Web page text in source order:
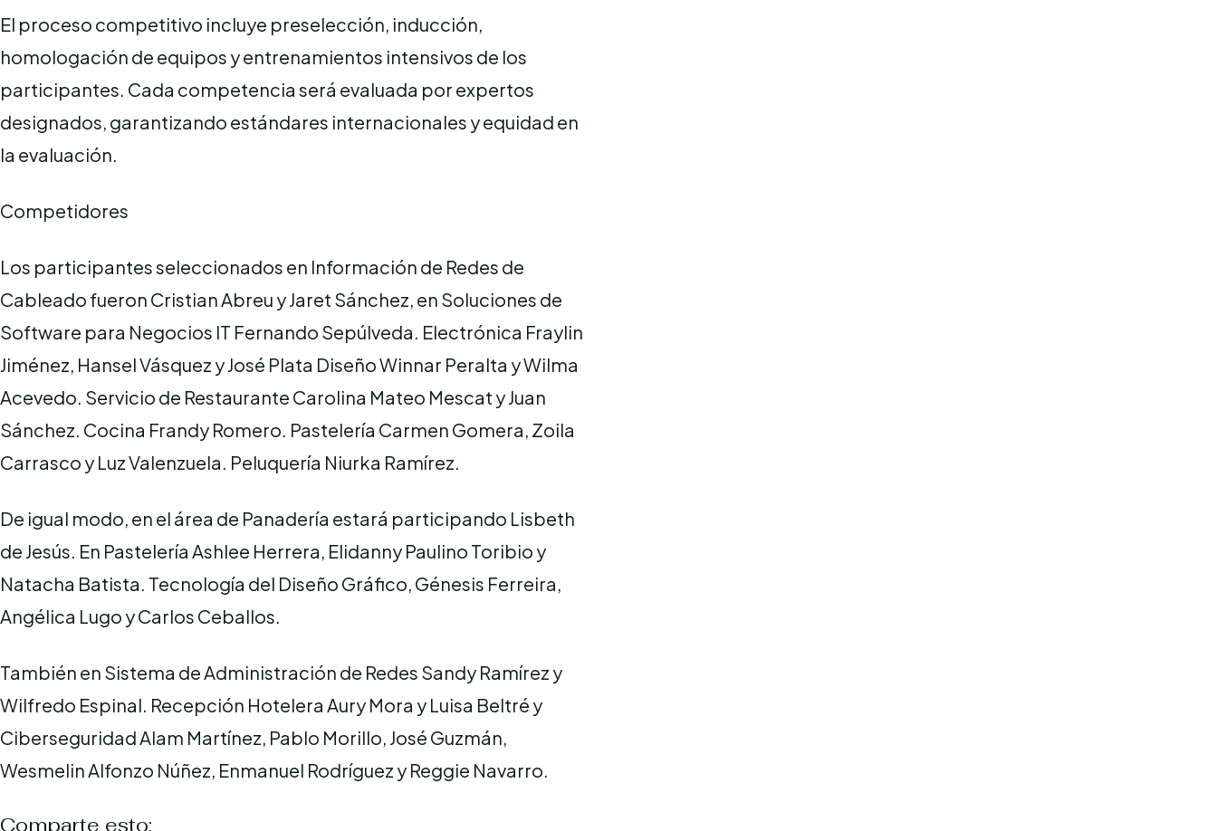
El proceso competitivo incluye preselección, inducción,
homologación de equipos y entrenamientos intensivos de los
participantes. Cada competencia será evaluada por expertos
designados, garantizando estándares internacionales y equidad en
la evaluación.
Competidores
Los participantes seleccionados en Información de Redes de
Cableado fueron Cristian Abreu y Jaret Sánchez, en Soluciones de
Software para Negocios IT Fernando Sepúlveda. Electrónica Fraylin
Jiménez, Hansel Vásquez y José Plata Diseño Winnar Peralta y Wilma
Acevedo. Servicio de Restaurante Carolina Mateo Mescat y Juan
Sánchez. Cocina Frandy Romero. Pastelería Carmen Gomera, Zoila
Carrasco y Luz Valenzuela. Peluquería Niurka Ramírez.
De igual modo, en el área de Panadería estará participando Lisbeth
de Jesús. En Pastelería Ashlee Herrera, Elidanny Paulino Toribio y
Natacha Batista. Tecnología del Diseño Gráfico, Génesis Ferreira,
Angélica Lugo y Carlos Ceballos.
También en Sistema de Administración de Redes Sandy Ramírez y
Wilfredo Espinal. Recepción Hotelera Aury Mora y Luisa Beltré y
Ciberseguridad Alam Martínez, Pablo Morillo, José Guzmán,
Wesmelin Alfonzo Núñez, Enmanuel Rodríguez y Reggie Navarro.
Comparte esto: